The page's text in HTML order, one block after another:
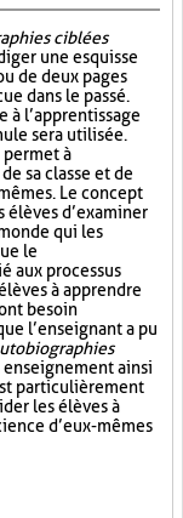
ciblées
une esquisse
de deux pages
dans le passé.
à l’apprentissage
sera utilisée.
à
sa classe et de
Le concept
élèves d’examiner
qui les
le
aux processus
à apprendre
besoin
l’enseignant a pu
ainsi
particulièrement
les élèves à
d’eux-mêmes